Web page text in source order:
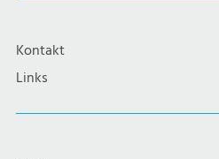
Kontakt
Links